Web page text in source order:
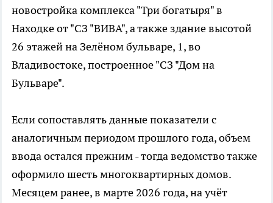
новостройка комплекса "Три богатыря" в
Находке от "СЗ "ВИВА", а также здание высотой
26 этажей на Зелёном бульваре, 1, во
Владивостоке, построенное "СЗ "Дом на
Бульваре".
Если сопоставлять данные показатели с
аналогичным периодом прошлого года, объем
ввода остался прежним - тогда ведомство также
оформило шесть многоквартирных домов.
Месяцем ранее, в марте 2026 года, на учёт